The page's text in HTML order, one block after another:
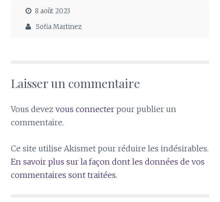
8 août 2023
Sofia Martinez
Laisser un commentaire
Vous devezvous connecter pour publier un
commentaire.
Ce site utilise Akismet pour réduire les indésirables.
En savoir plus sur la façon dont les données de vos
commentaires sont traitées.